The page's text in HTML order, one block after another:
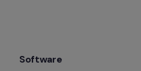
Software